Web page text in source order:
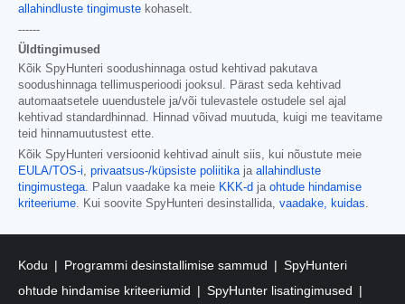
allahindluste tingimuste kohaselt.
------
Üldtingimused
Kõik SpyHunteri soodushinnaga ostud kehtivad pakutava
soodushinnaga tellimusperioodi jooksul. Pärast seda kehtivad
automaatsetele uuendustele ja/või tulevastele ostudele sel ajal
kehtivad standardhinnad. Hinnad võivad muutuda, kuigi me teavitame
teid hinnamuutustest ette.
Kõik SpyHunteri versioonid kehtivad ainult siis, kui nõustute meie
EULA/TOS-i
privaatsus-/küpsiste poliitika ja allahindluste
tingimustega . Palun vaadake ka meie KKK-d ja ohtude hindamise
kriteeriume . Kui soovite SpyHunteri desinstallida, vaadake, kuidas
Kodu Programmi desinstallimise sammud
SpyHunteri
ohtude hindamise kriteeriumid
SpyHunter lisatingimused